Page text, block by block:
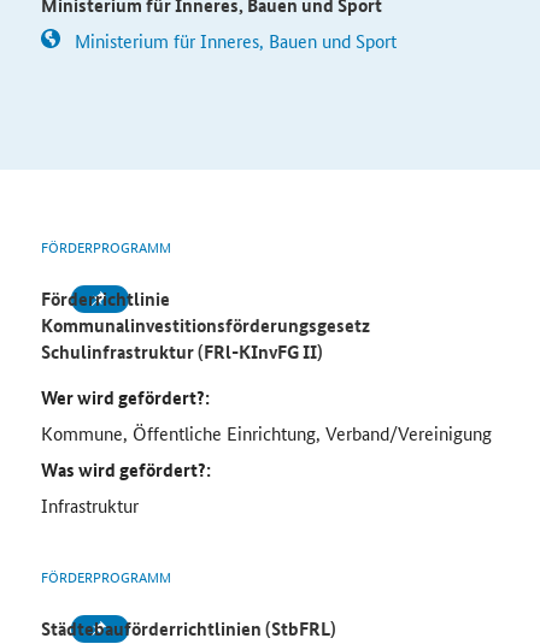
Ministerium für Inneres, Bauen und Sport
FÖRDERPROGRAMM
Förderrichtlinie
Kommunalinvestitionsförderungsgesetz
Schulinfrastruktur (FRl-KInvFG II)
Wer wird gefördert?:
Kommune, Öffentliche Einrichtung, Verband/Vereinigung
Was wird gefördert?:
Infrastruktur
FÖRDERPROGRAMM
Städtebauförderrichtlinien (StbFRL)